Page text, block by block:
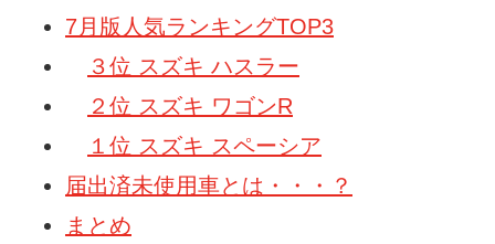
7月版人気ランキングTOP3
３位 スズキ ハスラー
２位 スズキ ワゴンR
１位 スズキ スペーシア
届出済未使用車とは・・・？
まとめ